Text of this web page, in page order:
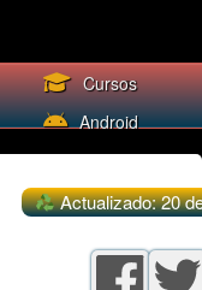
Cursos
Android
Actualizado: 20